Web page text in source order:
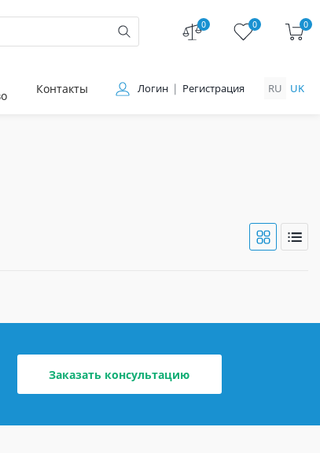
0 0 0
Контакты Логин Регистрация RU UK
Заказать консультацию